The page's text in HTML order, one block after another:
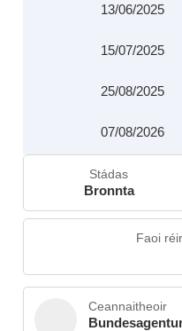
13/06/2025
15/07/2025
25/08/2025
07/08/2026
Stádas
Bronnta
Faoi
Ceannaitheoir